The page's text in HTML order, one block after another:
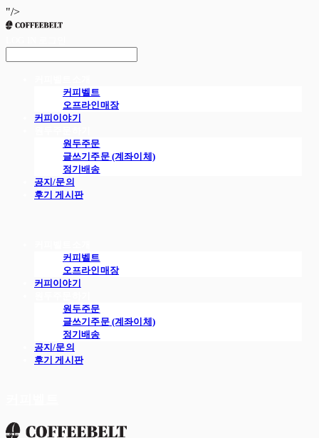
"/>
커피벨트
오프라인매장
커피이야기
원두주문
글쓰기주문 (계좌이체)
정기배송
공지/문의
후기 게시판
커피벨트
오프라인매장
커피이야기
원두주문
글쓰기주문 (계좌이체)
정기배송
공지/문의
후기 게시판